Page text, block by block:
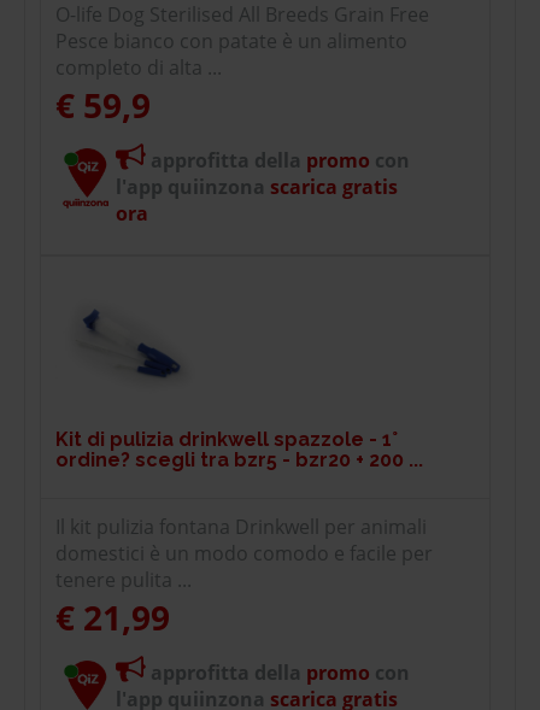
O-life Dog Sterilised All Breeds Grain Free
Pesce bianco con patate è un alimento
completo di alta ...
€ 59,9
approfitta della promo con
l'app quiinzona scarica gratis
ora
Kit di pulizia drinkwell spazzole - 1°
ordine? scegli tra bzr5 - bzr20 + 200 ...
Il kit pulizia fontana Drinkwell per animali
domestici è un modo comodo e facile per
tenere pulita ...
€ 21,99
approfitta della promo con
l'app quiinzona scarica gratis